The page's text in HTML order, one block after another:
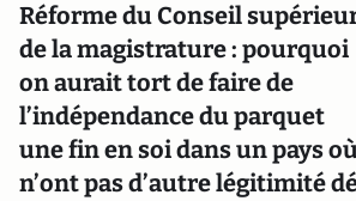
Réforme du Conseil
de la magistrature : pourquoi
on aurait tort de faire de
l’indépendance du parquet
une fin en soi dans un pays
n’ont pas d’autre légitimité